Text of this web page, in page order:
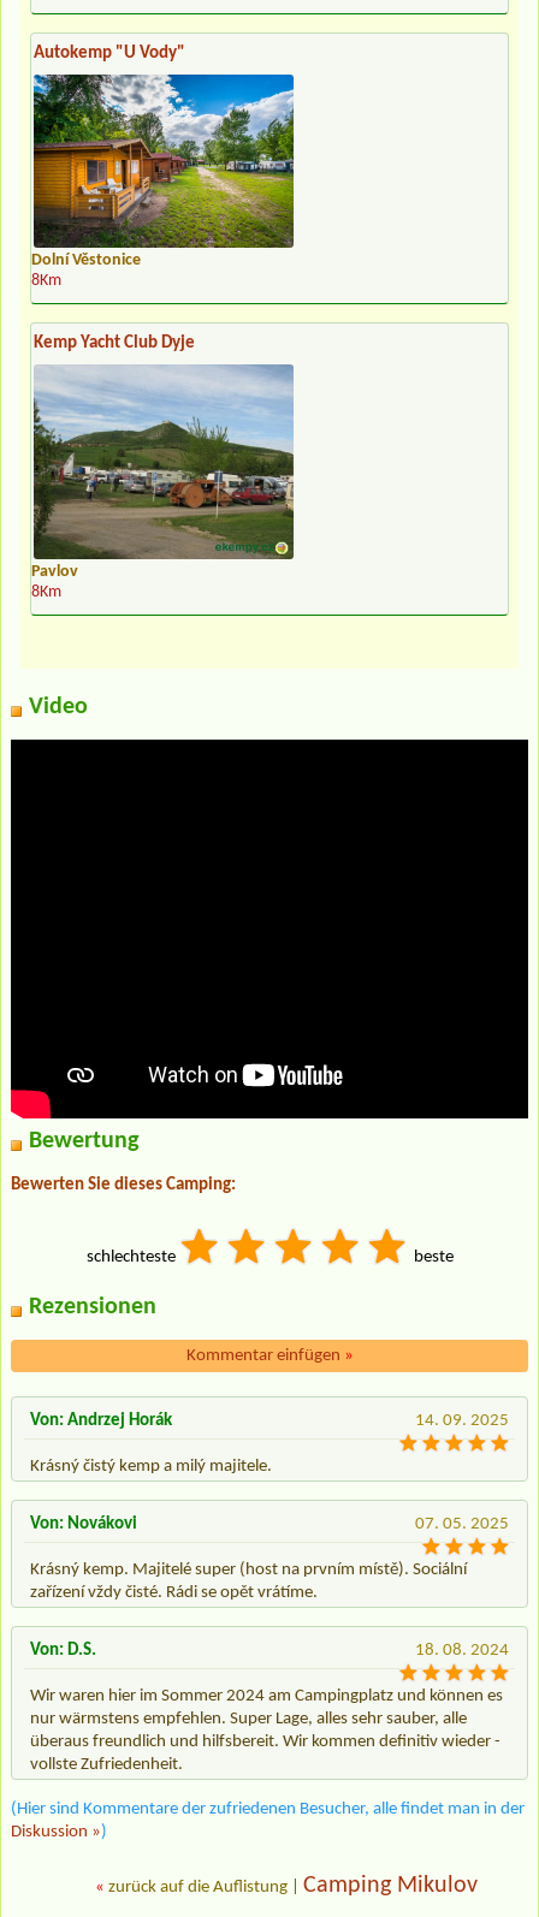
Autokemp "U Vody"
Dolní Věstonice
8Km
Kemp Yacht Club Dyje
Pavlov
8Km
Video
Bewertung
Bewerten Sie dieses Camping:
schlechteste beste
Rezensionen
Kommentar einfügen »
14. 09. 2025
Von: Andrzej Horák
Krásný čistý kemp a milý majitele.
07. 05. 2025
Von: Novákovi
Krásný kemp. Majitelé super (host na prvním místě). Sociální
zařízení vždy čisté. Rádi se opět vrátíme.
18. 08. 2024
Von: D.S.
Wir waren hier im Sommer 2024 am Campingplatz und können es
nur wärmstens empfehlen. Super Lage, alles sehr sauber, alle
überaus freundlich und hilfsbereit. Wir kommen definitiv wieder -
vollste Zufriedenheit.
(Hier sind Kommentare der zufriedenen Besucher, alle findet man in der
Diskussion »)
« zurück auf die Auflistung Camping Mikulov